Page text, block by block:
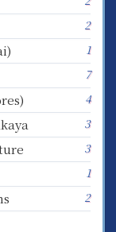
2
1
7
4
3
3
1
2